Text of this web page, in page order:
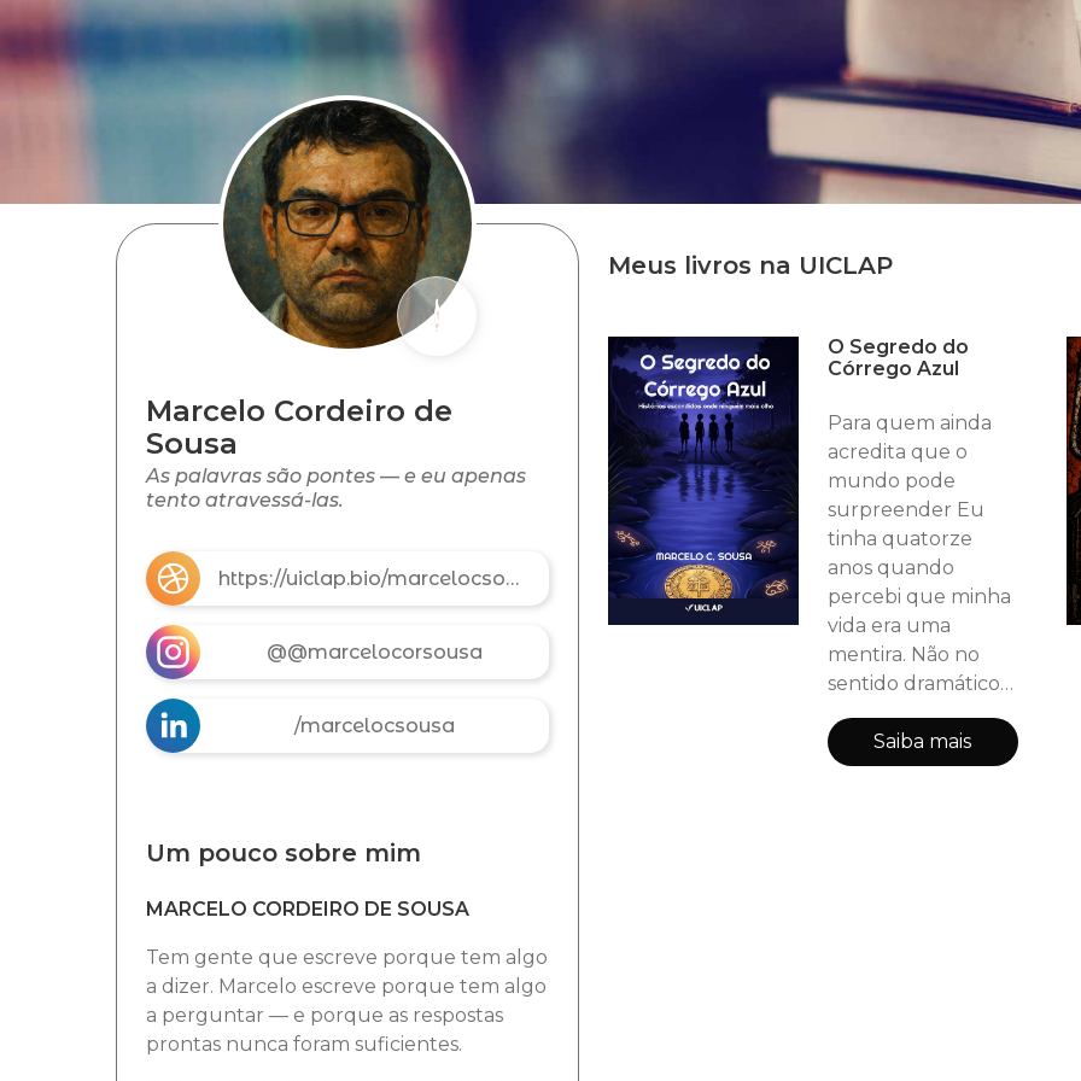
Marcelo Cordeiro de
Sousa
As palavras são pontes — e eu apenas
tento atravessá-las.
https://uiclap.bio/marcelocsousa
@@marcelocorsousa
/marcelocsousa
Um pouco sobre mim
MARCELO CORDEIRO DE SOUSA
Tem gente que escreve porque tem algo
a dizer. Marcelo escreve porque tem algo
a perguntar — e porque as respostas
prontas nunca foram suficientes.
Meus livros na UICLAP
O Segredo do
Córrego Azul
Para quem ainda
acredita que o
mundo pode
surpreender Eu
tinha quatorze
anos quando
percebi que minha
vida era uma
mentira. Não no
sentido dramático
de "fui adotado e
ninguém me
contou" ou "na
Saiba mais